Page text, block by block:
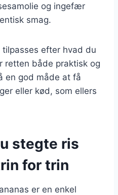
og ingefær
smag.
efter hvad du
retten både praktisk og
en god måde at få
eller kød, som ellers
stegte ris
for trin
er en enkel